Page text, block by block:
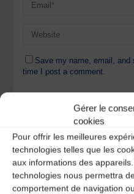
Gérer le
cookies
Pour offrir les meilleures
technologies telles que les
aux informations des
technologies nous permettra
comportement de navigation
Save my name, email,
time I post a comment.
Ce site utilise Akismet pour
commentaires sont traitées.